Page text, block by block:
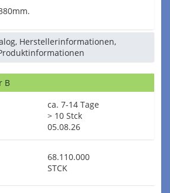
Herstellerinformationen,
B
ca. 7-14 Tage
> 10 Stck
05.08.26
68.110.000
STCK